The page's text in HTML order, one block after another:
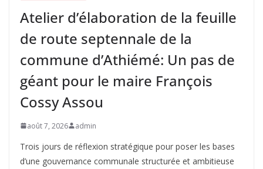
Atelier d’élaboration de la feuille
de route septennale de la
commune d’Athiémé: Un pas de
géant pour le maire François
Cossy Assou
août 7, 2026 admin
Trois jours de réflexion stratégique pour poser les bases
d’une gouvernance communale structurée et ambitieuse